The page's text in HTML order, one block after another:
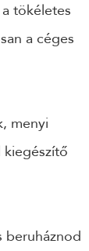
tökéletes
a céges
menyi
beruháznod